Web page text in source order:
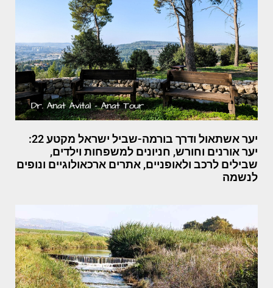
יער אשתאול ודרך בורמה-שביל ישראל מקטע 22:
יער אורנים וחורש, חניונים למשפחות וילדים,
שבילים לרכב ולאופניים, אתרים ארכאולוגיים ונופים
לנשמה